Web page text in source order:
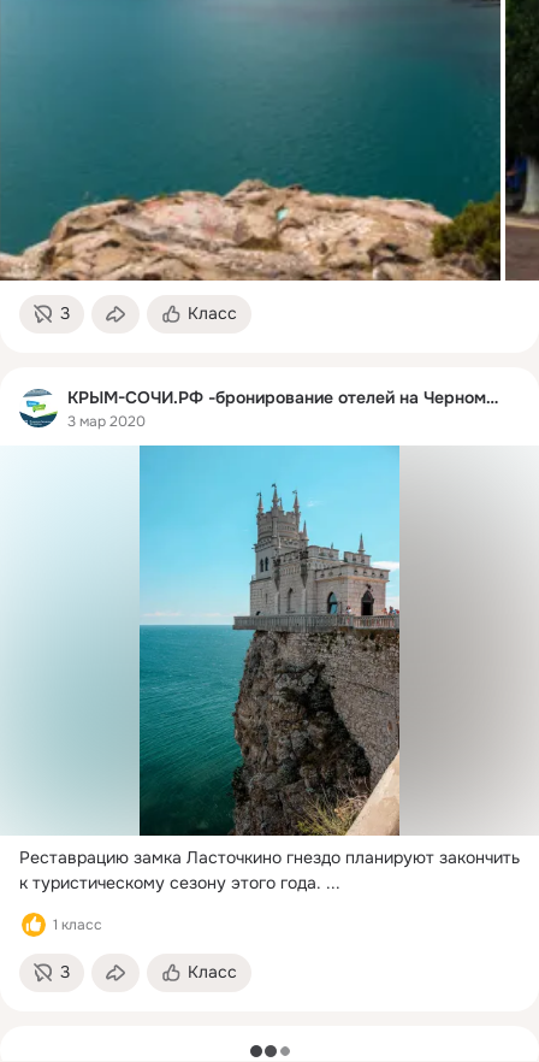
3 Класс
КРЫМ-СОЧИ.РФ -бронирование отелей на Черном море
3 мар 2020
Реставрацию замка Ласточкино гнездо планируют закончить
к туристическому сезону этого года. ...
1 класс
3 Класс